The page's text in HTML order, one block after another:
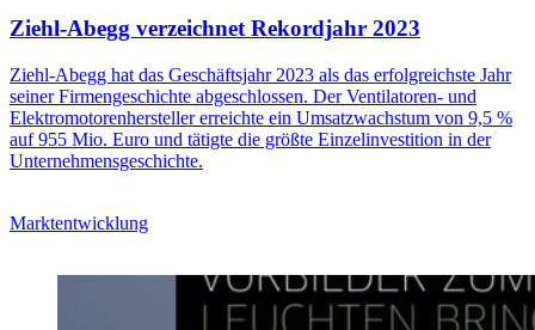
Ziehl-Abegg verzeichnet Rekordjahr 2023
Ziehl-Abegg hat das Geschäftsjahr 2023 als das erfolgreichste Jahr
seiner Firmengeschichte abgeschlossen. Der Ventilatoren- und
Elektromotorenhersteller erreichte ein Umsatzwachstum von 9,5 %
auf 955 Mio. Euro und tätigte die größte Einzelinvestition in der
Unternehmensgeschichte.
Marktentwicklung